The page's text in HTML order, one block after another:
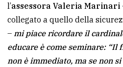
l’assessora Valeria Marinari
collegato a quello della
– mi piace ricordare il
educare è come seminare: “Il
non è immediato, ma se non